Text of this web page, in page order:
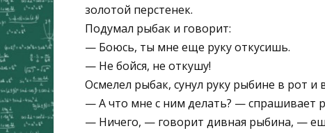
золотой перстенек.
Подумал рыбак и говорит:
— Боюсь, ты мне еще руку откусишь.
— Не бойся, не откушу!
Осмелел рыбак, сунул руку рыбине в рот
— А что мне с ним делать? — спрашивает
— Ничего, — говорит дивная рыбина, —